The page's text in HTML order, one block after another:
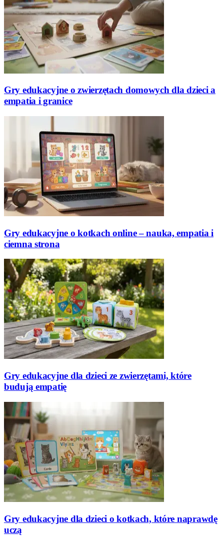
Gry edukacyjne o zwierzętach domowych dla dzieci a
empatia i granice
Gry edukacyjne o kotkach online – nauka, empatia i
ciemna strona
Gry edukacyjne dla dzieci ze zwierzętami, które
budują empatię
Gry edukacyjne dla dzieci o kotkach, które naprawdę
uczą